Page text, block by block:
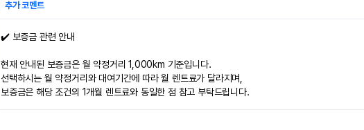
추가 코멘트
✔️ 보증금 관련 안내
현재 안내된 보증금은 월 약정거리 1,000km 기준입니다.
선택하시는 월 약정거리와 대여기간에 따라 월 렌트료가 달라지며,
보증금은 해당 조건의 1개월 렌트료와 동일한 점 참고 부탁드립니다.